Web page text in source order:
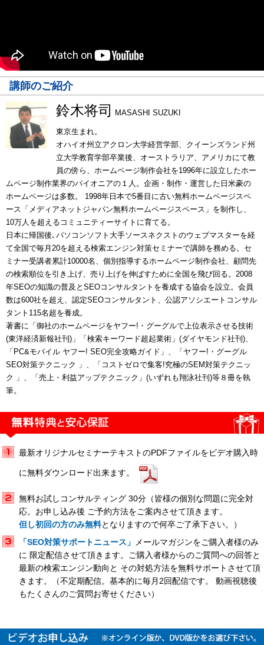
講師のご紹介
鈴木将司 MASASHI SUZUKI
東京生まれ。
オハイオ州立アクロン大学経営学部、クイーンズランド州
立大学教育学部卒業後、オーストラリア、アメリカにて教
員の傍ら、ホームページ制作会社を1996年に設立したホー
ムページ制作業界のパイオニアの１人。企画・制作・運営した日米豪の
ホームページは多数。 1998年日本で5番目に古い無料ホームページスペ
ース「メディアネットジャパン無料ホームページスペース」を制作し、
10万人を超えるコミュニティーサイトに育てる。
日本に帰国後､パソコンソフト大手ソースネクストのウェブマスターを経
て全国で毎月20を超える検索エンジン対策セミナーで講師を務める。セ
ミナー受講者累計10000名、個別指導するホームページ制作会社、顧問先
の検索順位を引き上げ、売り上げを伸ばすために全国を飛び回る。2008
年SEOの知識の普及とSEOコンサルタントを養成する協会を設立。会員
数は600社を超え、認定SEOコンサルタント、公認アソシエートコンサル
タント115名超を養成。
著書に「御社のホームページをヤフー!・グーグルで上位表示させる技術
(東洋経済新報社刊)」「検索キーワード超起業術」(ダイヤモンド社刊)、
「PC&モバイル ヤフー! SEO完全攻略ガイド」、「ヤフー!・グーグル
SEO対策テクニック 」、「コストゼロで集客!究極のSEM対策テクニッ
ク 」、「売上・利益アップテクニック」(いずれも翔泳社刊)等８冊を執
筆。
最新オリジナルセミナーテキストのPDFファイルをビデオ購入時
に無料ダウンロード出来ます。
無料お試しコンサルティング 30分（皆様の個別な問題に完全対
応。お申し込み後 ご予約方法をご案内させて頂きます。
但し初回の方のみ無料となりますので何卒ご了承下さい。）
「SEO対策サポートニュース」
メールマガジンをご購入者様のみ
に 限定配信させて頂きます。ご購入者様からのご質問への回答と
最新の検索エンジン動向と その対処方法を無料サポートさせて頂
きます。（不定期配信。基本的に毎月2回配信です。 動画視聴後
もたくさんのご質問お寄せください）